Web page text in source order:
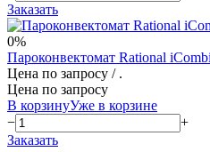
Заказать
0%
Пароконвектомат Rational
Цена по запросу / .
Цена по запросу
В корзинуУже в корзине
−
+
Заказать